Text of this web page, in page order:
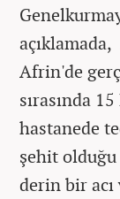
Afrin'de
sırasında
hastanede
şehit
derin bir